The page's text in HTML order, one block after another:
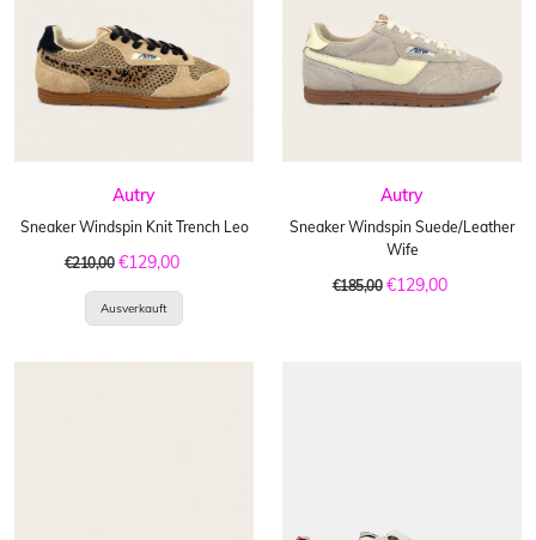
Autry
Sneaker Windspin Knit Trench Leo
€210,00 €129,00
Autry
Sneaker Windspin Suede/Leather
Wife
€185,00 €129,00